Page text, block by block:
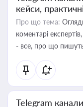
кейси,
Про що тема:
коментарі
- все, про що пишуть
Telegram